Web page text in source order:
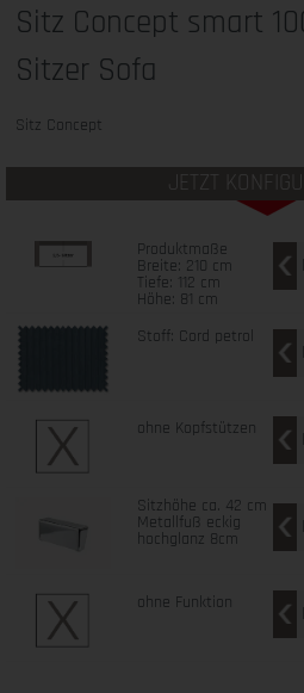
Sitz Concept smart
Sitzer Sofa
Sitz Concept
JETZT
Produktmaße
Breite: 210 cm
Tiefe: 112 cm
Höhe: 81 cm
Stoff: Cord petrol
ohne Kopfstützen
Sitzhöhe ca. 42 cm
Metallfuß eckig
hochglanz 8cm
ohne Funktion